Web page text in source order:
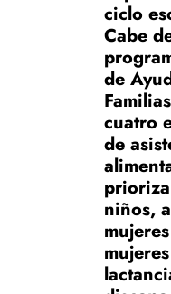
ciclo
Cabe
de
cuatro
de
niños,